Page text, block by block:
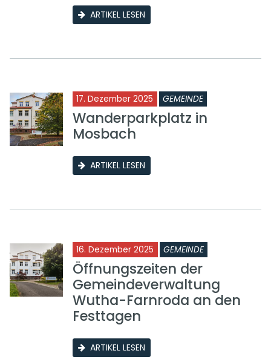
ARTIKEL LESEN
17. Dezember 2025 GEMEINDE
Wanderparkplatz in
Mosbach
ARTIKEL LESEN
16. Dezember 2025 GEMEINDE
Öffnungszeiten der
Gemeindeverwaltung
Wutha-Farnroda an den
Festtagen
ARTIKEL LESEN